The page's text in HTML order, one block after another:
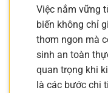
Việc nắm vững
biến không chỉ
thơm ngon mà
sinh an toàn
quan trọng khi
là các bước chi